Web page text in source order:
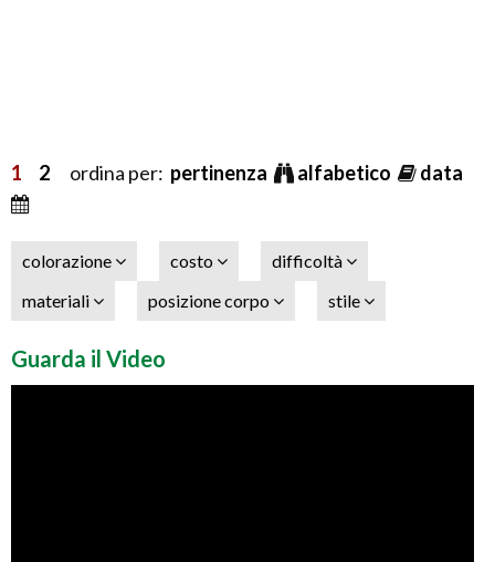
1 2 ordina per: pertinenza alfabetico data
colorazione costo
difficoltà
materiali
posizione corpo stile
Guarda il Video